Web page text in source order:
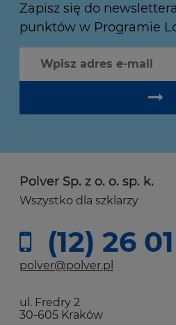
Zapisz się do
punktów w Programie
Polver Sp. z o. o. sp. k.
Wszystko dla szklarzy
(12) 26
polver@polver.pl
ul. Fredry 2
30-605 Kraków